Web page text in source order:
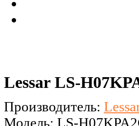
Lessar LS-
Производитель:
Модель: LS-